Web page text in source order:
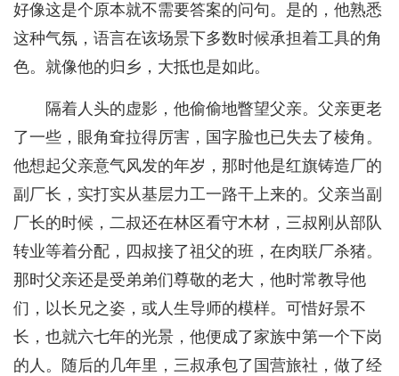
好像这是个原本就不需要答案的问句。是的，他熟悉
这种气氛，语言在该场景下多数时候承担着工具的角
色。就像他的归乡，大抵也是如此。
隔着人头的虚影，他偷偷地瞥望父亲。父亲更老
了一些，眼角耷拉得厉害，国字脸也已失去了棱角。
他想起父亲意气风发的年岁，那时他是红旗铸造厂的
副厂长，实打实从基层力工一路干上来的。父亲当副
厂长的时候，二叔还在林区看守木材，三叔刚从部队
转业等着分配，四叔接了祖父的班，在肉联厂杀猪。
那时父亲还是受弟弟们尊敬的老大，他时常教导他
们，以长兄之姿，或人生导师的模样。可惜好景不
长，也就六七年的光景，他便成了家族中第一个下岗
的人。随后的几年里，三叔承包了国营旅社，做了经